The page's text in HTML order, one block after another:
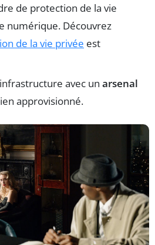
de protection de la vie
numérique. Découvrez
de la vie privée est
avec un arsenal
approvisionné.